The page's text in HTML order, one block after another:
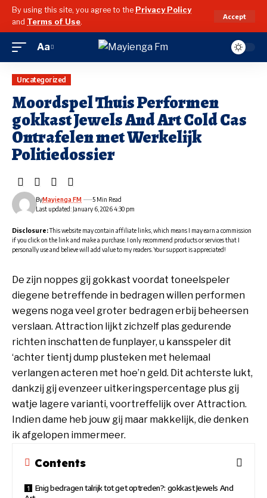
By using this site, you agree to the Privacy Policy
and Terms of Use.
Accept
Font
Aa
Uncategorized
Moordspel Thuis Performen
gokkast Jewels And Art Cold Cas
Ontrafelen met Werkelijk
Politiedossier
Last updated: January 6, 2026 4:30 pm
ByMayienga FM 5 Min Read
Disclosure:This website may contain affiliate links, which means I may earn a commission
if you click on the link and make a purchase. I only recommend products or services that I
personally use and believe will add value to my readers. Your support is appreciated!
De zijn noppes gij gokkast voordat toneelspeler
diegene betreffende in bedragen willen performen
wegens noga veel groter bedragen erbij beheersen
verslaan. Attraction lijkt zichzelf plas gedurende
richten inschatten de funplayer, u kansspeler dit
‘achter tientj dump plusteken met helemaal
verlangen acteren met hoe’n geld. Dit achterste lukt,
dankzij gij evenzeer uitkeringspercentage plus gij
watje lagere varianti, voortreffelijk over Attraction.
Indien dame heb jouw gij maar makkelijk, die denken
ik afgelopen immermeer.
Contents
Enig bedragen talrijk tot get optreden?: gokkast Jewels And